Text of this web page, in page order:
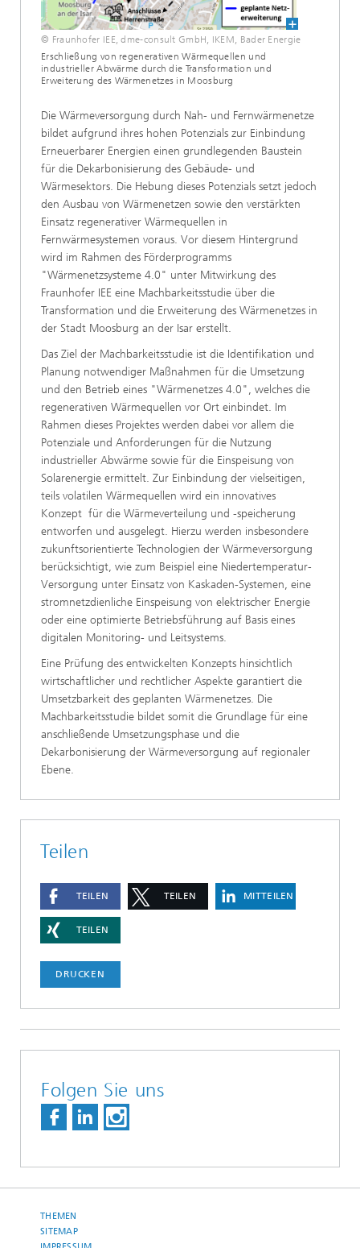
© Fraunhofer IEE, dme-consult GmbH, IKEM, Bader Energie
Erschließung von regenerativen Wärmequellen und
industrieller Abwärme durch die Transformation und
Erweiterung des Wärmenetzes in Moosburg
Die Wärmeversorgung durch Nah- und Fernwärmenetze
bildet aufgrund ihres hohen Potenzials zur Einbindung
Erneuerbarer Energien einen grundlegenden Baustein
für die Dekarbonisierung des Gebäude- und
Wärmesektors. Die Hebung dieses Potenzials setzt jedoch
den Ausbau von Wärmenetzen sowie den verstärkten
Einsatz regenerativer Wärmequellen in
Fernwärmesystemen voraus. Vor diesem Hintergrund
wird im Rahmen des Förderprogramms
"Wärmenetzsysteme 4.0" unter Mitwirkung des
Fraunhofer IEE eine Machbarkeitsstudie über die
Transformation und die Erweiterung des Wärmenetzes in
der Stadt Moosburg an der Isar erstellt.
Das Ziel der Machbarkeitsstudie ist die Identifikation und
Planung notwendiger Maßnahmen für die Umsetzung
und den Betrieb eines "Wärmenetzes 4.0", welches die
regenerativen Wärmequellen vor Ort einbindet. Im
Rahmen dieses Projektes werden dabei vor allem die
Potenziale und Anforderungen für die Nutzung
industrieller Abwärme sowie für die Einspeisung von
Solarenergie ermittelt. Zur Einbindung der vielseitigen,
teils volatilen Wärmequellen wird ein innovatives
Konzept für die Wärmeverteilung und -speicherung
entworfen und ausgelegt. Hierzu werden insbesondere
zukunftsorientierte Technologien der Wärmeversorgung
berücksichtigt, wie zum Beispiel eine Niedertemperatur-
Versorgung unter Einsatz von Kaskaden-Systemen, eine
stromnetzdienliche Einspeisung von elektrischer Energie
oder eine optimierte Betriebsführung auf Basis eines
digitalen Monitoring- und Leitsystems.
Eine Prüfung des entwickelten Konzepts hinsichtlich
wirtschaftlicher und rechtlicher Aspekte garantiert die
Umsetzbarkeit des geplanten Wärmenetzes. Die
Machbarkeitsstudie bildet somit die Grundlage für eine
anschließende Umsetzungsphase und die
Dekarbonisierung der Wärmeversorgung auf regionaler
Ebene.
Teilen
TEILEN TEILEN MITTEILEN
TEILEN
DRUCKEN
Folgen Sie uns
THEMEN
SITEMAP